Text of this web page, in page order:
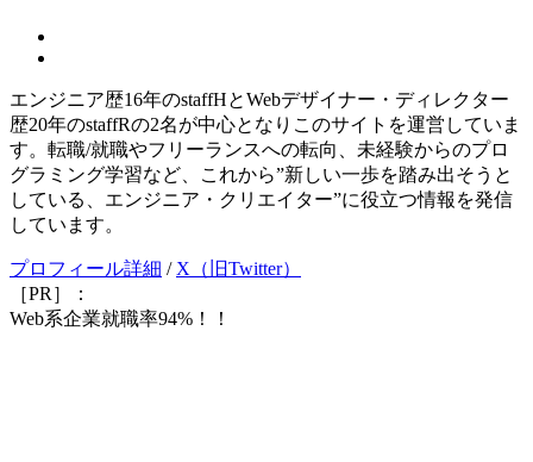
エンジニア歴16年のstaffHとWebデザイナー・ディレクター
歴20年のstaffRの2名が中心となりこのサイトを運営していま
す。転職/就職やフリーランスへの転向、未経験からのプロ
グラミング学習など、これから”新しい一歩を踏み出そうと
している、エンジニア・クリエイター”に役立つ情報を発信
しています。
プロフィール詳細 / X（旧Twitter）
［PR］：
Web系企業就職率94%！！